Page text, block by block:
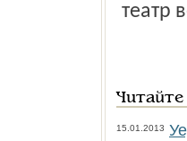
театр
15.01.2013